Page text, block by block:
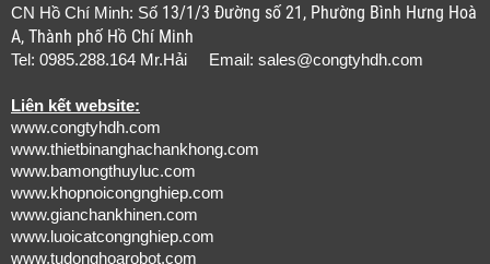
CN Hồ Chí Minh: Số 13/1/3 Đường số 21, Phường Bình Hưng Hoà
A, Thành phố Hồ Chí Minh
Tel: 0985.288.164 Mr.Hải Email: sales@congtyhdh.com
Liên kết website:
www.congtyhdh.com
www.thietbinanghachankhong.com
www.bamongthuyluc.com
www.khopnoicongnghiep.com
www.gianchankhinen.com
www.luoicatcongnghiep.com
www.tudonghoarobot.com